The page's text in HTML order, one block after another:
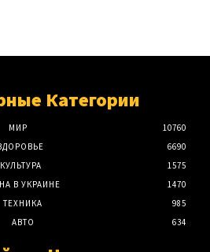
Категории
МИР
10760
6690
КУЛЬТУРА
1575
В УКРАИНЕ
1470
ТЕХНИКА
985
АВТО
634